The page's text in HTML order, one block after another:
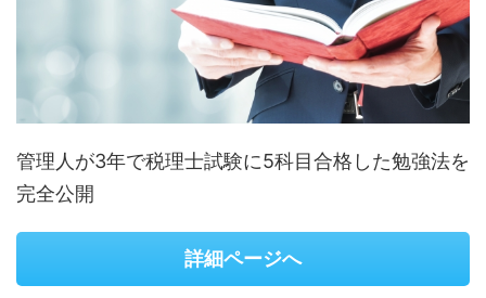
管理人が3年で税理士試験に5科目合格した勉強法を
完全公開
詳細ページへ